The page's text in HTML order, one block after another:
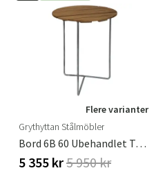
Danmark
Flere varianter
Grythyttan Stålmöbler
Bord 6B 60 Ubehandlet Teak / Varmgalvanisert Ramme
5 355 kr5 950 kr